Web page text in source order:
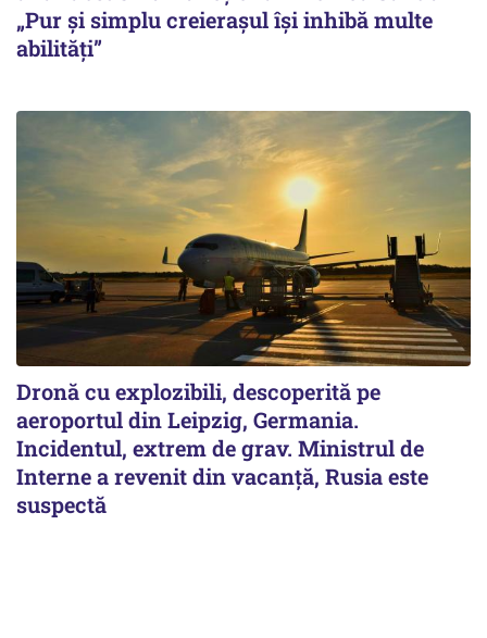
„Pur și simplu creierașul își inhibă multe
abilități”
Dronă cu explozibili, descoperită pe
aeroportul din Leipzig, Germania.
Incidentul, extrem de grav. Ministrul de
Interne a revenit din vacanță, Rusia este
suspectă